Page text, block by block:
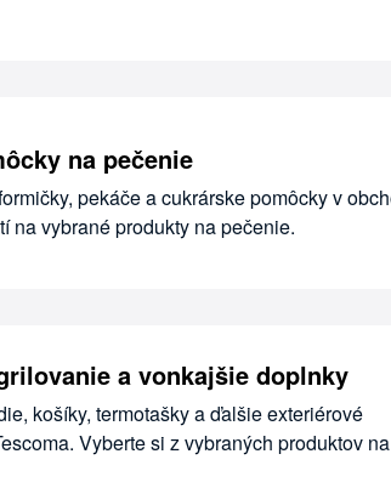
na pečenie
pekáče a cukrárske pomôcky v
na vybrané produkty na pečenie.
a vonkajšie doplnky
košíky, termotašky a ďalšie exteriérové
Vyberte si z vybraných produktov na